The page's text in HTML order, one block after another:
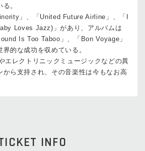
。
」、「United Future Airline」、「I
Loves Jazz)」があり、アルバムは
Is Too Taboo」、「Bon Voyage」
的な成功を収めている。
エレクトリニックミュージックなどの異
から支持され、その音楽性は今もなお高
INFO